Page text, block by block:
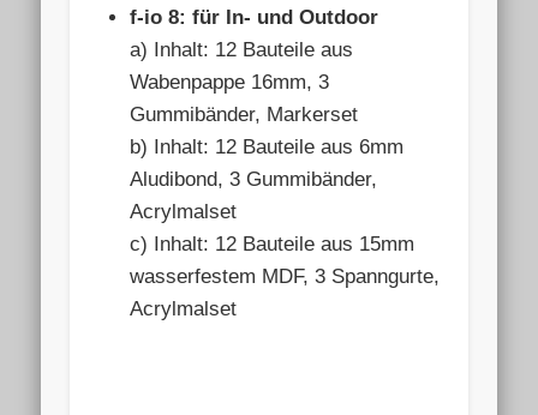
f-io 8: für In- und Outdoor
a) Inhalt: 12 Bauteile aus
Wabenpappe 16mm, 3
Gummibänder, Markerset
b) Inhalt: 12 Bauteile aus 6mm
Aludibond, 3 Gummibänder,
Acrylmalset
c) Inhalt: 12 Bauteile aus 15mm
wasserfestem MDF, 3 Spanngurte,
Acrylmalset